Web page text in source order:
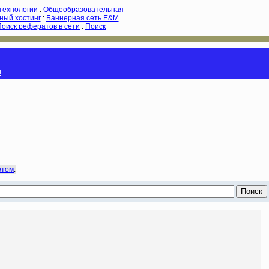
: Общеобразовательная
хостинг: Баннерная сеть E&M
рефератов в сети : Поиск
.